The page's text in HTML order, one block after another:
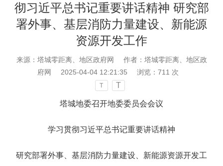
彻习近平总书记重要讲话精神 研究部
署外事、基层消防力量建设、新能源
资源开发工作
来源：塔城零距离、地区政府网
作者：塔城零距离、地区政
府网
2025-04-04 12:21:35 浏览： 711 次
T T
塔城地委召开地委委员会会议
学习贯彻习近平总书记重要讲话精神
研究部署外事、基层消防力量建设、新能源资源开发工